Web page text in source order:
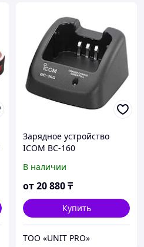
Зарядное устройство
ICOM BC-160
В наличии
от20 880₸
Купить
ТОО «UNIT PRO»